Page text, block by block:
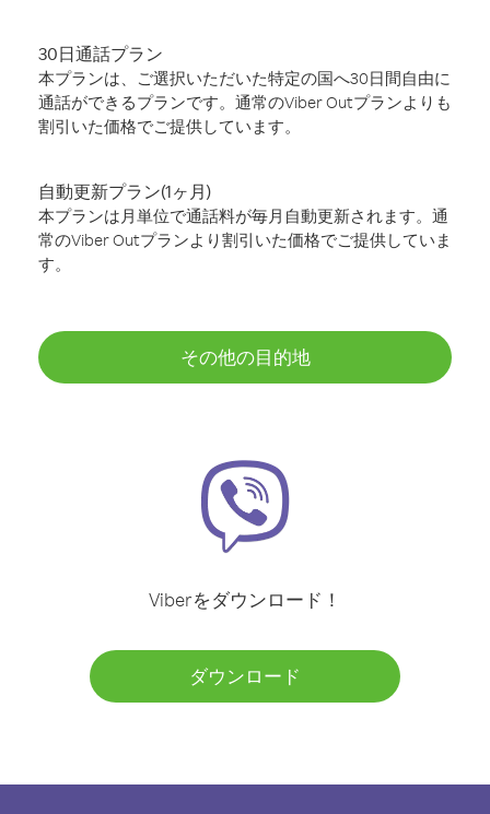
30日通話プラン
本プランは、ご選択いただいた特定の国へ30日間自由に
通話ができるプランです。通常のViber Outプランよりも
割引いた価格でご提供しています。
自動更新プラン(1ヶ月)
本プランは月単位で通話料が毎月自動更新されます。通
常のViber Outプランより割引いた価格でご提供していま
す。
その他の目的地
Viberをダウンロード！
ダウンロード